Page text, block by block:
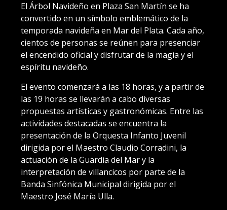
El Árbol Navideño en Plaza San Martín se ha
convertido en un símbolo emblemático de la
temporada navideña en Mar del Plata. Cada año,
cientos de personas se reúnen para presenciar
el encendido oficial y disfrutar de la magia y el
espíritu navideño.
El evento comenzará a las 18 horas, y a partir de
las 19 horas se llevarán a cabo diversas
propuestas artísticas y gastronómicas. Entre las
actividades destacadas se encuentra la
presentación de la Orquesta Infanto Juvenil
dirigida por el Maestro Claudio Corradini, la
actuación de la Guardia del Mar y la
interpretación de villancicos por parte de la
Banda Sinfónica Municipal dirigida por el
Maestro José María Ulla.